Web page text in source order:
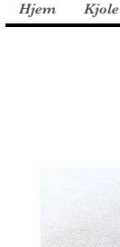
Hjem Kjole